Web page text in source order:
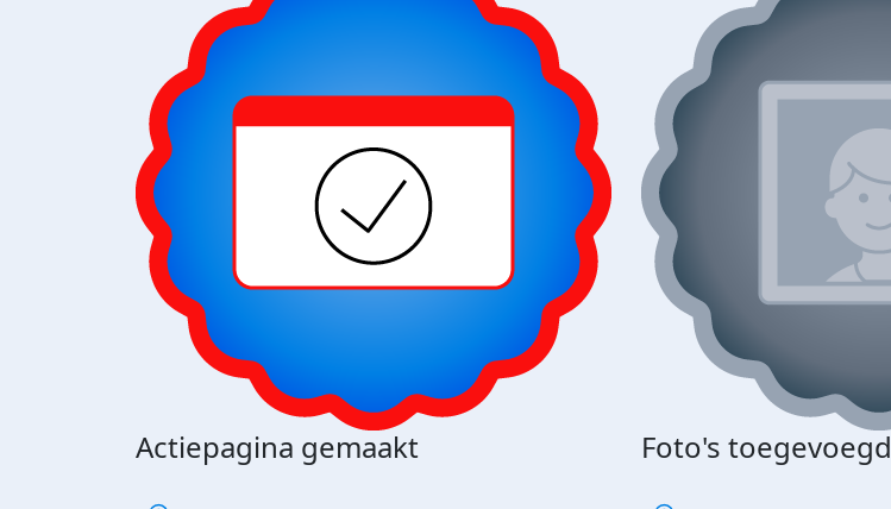
Actiepagina gemaakt Foto's toegevoegd